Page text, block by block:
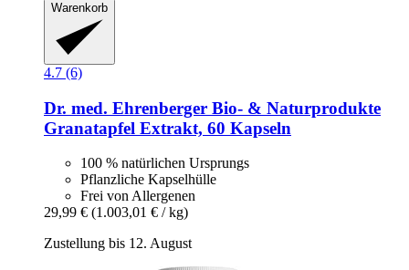
Warenkorb
4.7 (6)
Dr. med. Ehrenberger Bio- & Naturprodukte
Granatapfel Extrakt, 60 Kapseln
100 % natürlichen Ursprungs
Pflanzliche Kapselhülle
Frei von Allergenen
29,99 € (1.003,01 € / kg)
Zustellung bis 12. August